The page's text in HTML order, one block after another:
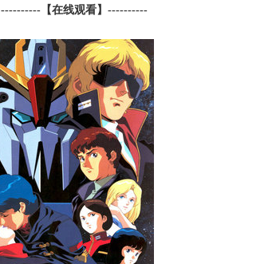
----------【在线观看】----------